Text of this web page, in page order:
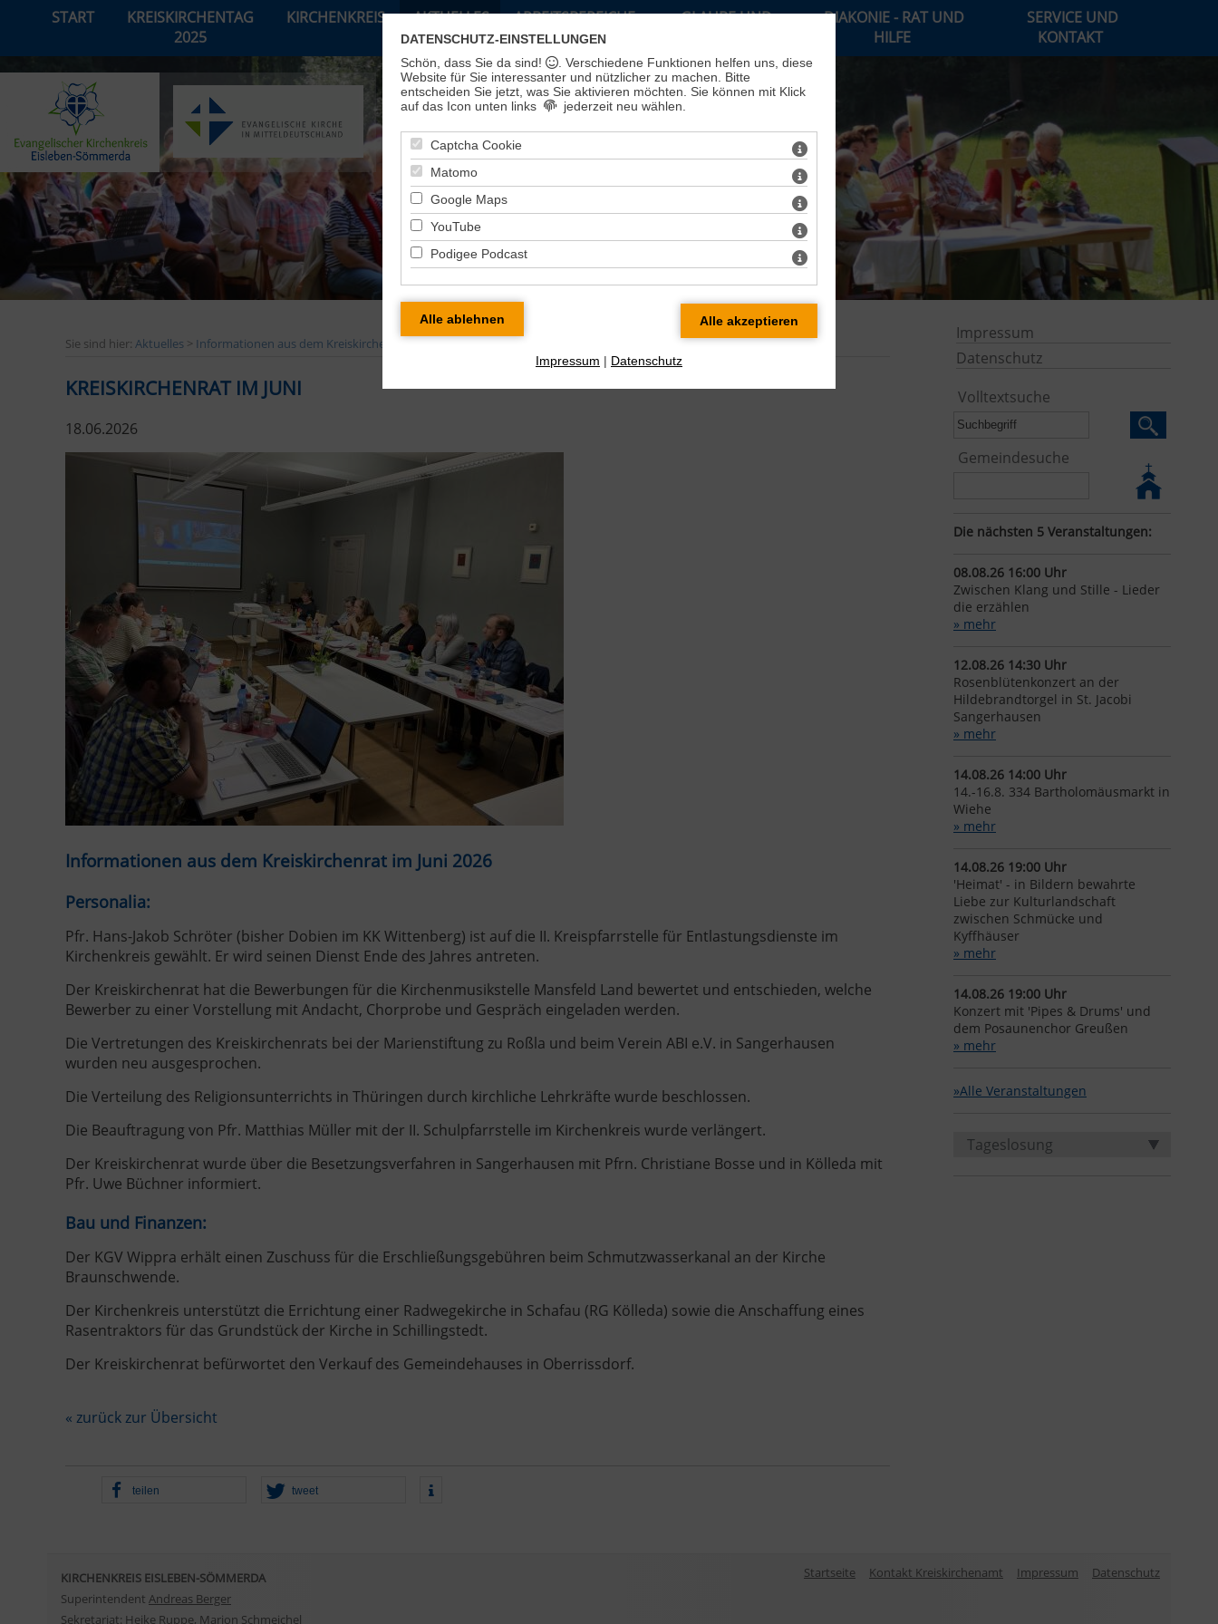
START
KREISKIRCHENTAG
2025
KIRCHENKREIS AKTUELLES ARBEITSBEREICHE
GLAUBE UND
DIAKONIE - RAT UND
HILFE
SERVICE UND
KONTAKT
Sie sind hier: Aktuelles > Informationen aus dem Kreiskirchenrat> Kreiskirchenrat im Juni
KREISKIRCHENRAT IM JUNI
18.06.2026
Informationen aus dem Kreiskirchenrat im Juni 2026
Personalia:
Pfr. Hans-Jakob Schröter (bisher Dobien im KK Wittenberg) ist auf die II. Kreispfarrstelle für Entlastungsdienste im
Kirchenkreis gewählt. Er wird seinen Dienst Ende des Jahres antreten.
Der Kreiskirchenrat hat die Bewerbungen für die Kirchenmusikstelle Mansfeld Land bewertet und entschieden, welche
Bewerber zu einer Vorstellung mit Andacht, Chorprobe und Gespräch eingeladen werden.
Die Vertretungen des Kreiskirchenrats bei der Marienstiftung zu Roßla und beim Verein ABI e.V. in Sangerhausen
wurden neu ausgesprochen.
Die Verteilung des Religionsunterrichts in Thüringen durch kirchliche Lehrkräfte wurde beschlossen.
Die Beauftragung von Pfr. Matthias Müller mit der II. Schulpfarrstelle im Kirchenkreis wurde verlängert.
Der Kreiskirchenrat wurde über die Besetzungsverfahren in Sangerhausen mit Pfrn. Christiane Bosse und in Kölleda mit
Pfr. Uwe Büchner informiert.
Bau und Finanzen:
Der KGV Wippra erhält einen Zuschuss für die Erschließungsgebühren beim Schmutzwasserkanal an der Kirche
Braunschwende.
Der Kirchenkreis unterstützt die Errichtung einer Radwegekirche in Schafau (RG Kölleda) sowie die Anschaffung eines
Rasentraktors für das Grundstück der Kirche in Schillingstedt.
Der Kreiskirchenrat befürwortet den Verkauf des Gemeindehauses in Oberrissdorf.
« zurück zur Übersicht
teilen tweet
Impressum
Datenschutz
Volltextsuche
Gemeindesuche
Die nächsten 5 Veranstaltungen:
08.08.26 16:00 Uhr
Zwischen Klang und Stille - Lieder
die erzählen
» mehr
12.08.26 14:30 Uhr
Rosenblütenkonzert an der
Hildebrandtorgel in St. Jacobi
Sangerhausen
» mehr
14.08.26 14:00 Uhr
14.-16.8. 334 Bartholomäusmarkt in
Wiehe
» mehr
14.08.26 19:00 Uhr
'Heimat' - in Bildern bewahrte
Liebe zur Kulturlandschaft
zwischen Schmücke und
Kyffhäuser
» mehr
14.08.26 19:00 Uhr
Konzert mit 'Pipes & Drums' und
dem Posaunenchor Greußen
» mehr
»Alle Veranstaltungen
Tageslosung
Startseite Kontakt Kreiskirchenamt Impressum Datenschutz
KIRCHENKREIS EISLEBEN-SÖMMERDA
Superintendent Andreas Berger
Sekretariat: Heike Ruppe, Marion Schmeichel
DATENSCHUTZ-EINSTELLUNGEN
Schön, dass Sie da sind!
. Verschiedene Funktionen helfen uns, diese
Website für Sie interessanter und nützlicher zu machen.
Bitte
entscheiden Sie jetzt, was Sie aktivieren möchten. Sie können mit Klick
auf das Icon unten links
jederzeit neu wählen.
Captcha Cookie
Matomo
Google Maps
YouTube
Podigee Podcast
Impressum | Datenschutz